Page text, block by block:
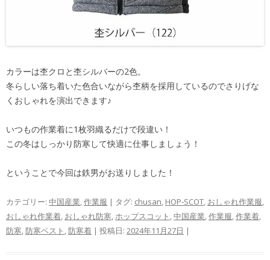
カラーは杢クロと杢シルバーの2色。
冬らしい落ち着いた色合いながら杢柄を採用しているのでさりげな
くおしゃれを演出できます♪
いつもの作業着に1枚羽織るだけで段違い！
この冬はしっかり防寒して快適に仕事しましょう！
ということで今回は鉄男がお送りしました！
カテゴリー: 中国産業,作業服 | タグ: chusan, HOP-SCOT, おしゃれ作業服,
おしゃれ作業着, おしゃれ防寒,ホップスコット ,中国産業,作業服,作業着,
防寒,防寒ベスト ,防寒着 | 投稿日: 2024年11月27日 |